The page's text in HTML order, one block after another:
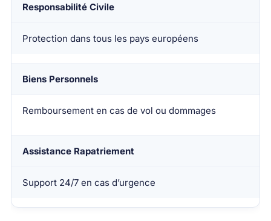
Responsabilité Civile
Protection dans tous les pays européens
Biens Personnels
Remboursement en cas de vol ou dommages
Assistance Rapatriement
Support 24/7 en cas d’urgence